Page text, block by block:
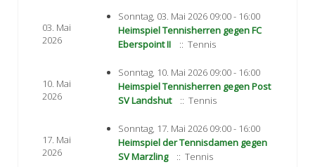
03. Mai
2026
Sonntag, 03. Mai 2026 09:00 - 16:00
Heimspiel Tennisherren gegen FC
Eberspoint II
:: Tennis
10. Mai
2026
Sonntag, 10. Mai 2026 09:00 - 16:00
Heimspiel Tennisherren gegen Post
SV Landshut
:: Tennis
17. Mai
2026
Sonntag, 17. Mai 2026 09:00 - 16:00
Heimspiel der Tennisdamen gegen
SV Marzling
:: Tennis